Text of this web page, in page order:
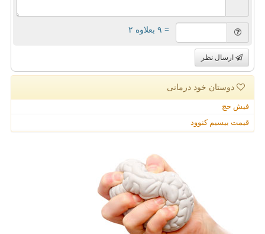
= ۹ بعلاوه ۲
ارسال نظر
دوستان خود درمانی
فیش حج
قیمت بیسیم کنوود